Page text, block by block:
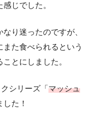
じでした。
り迷ったのですが、
た食べられるという
とにしました。
シリーズ「 マッシュ
した！